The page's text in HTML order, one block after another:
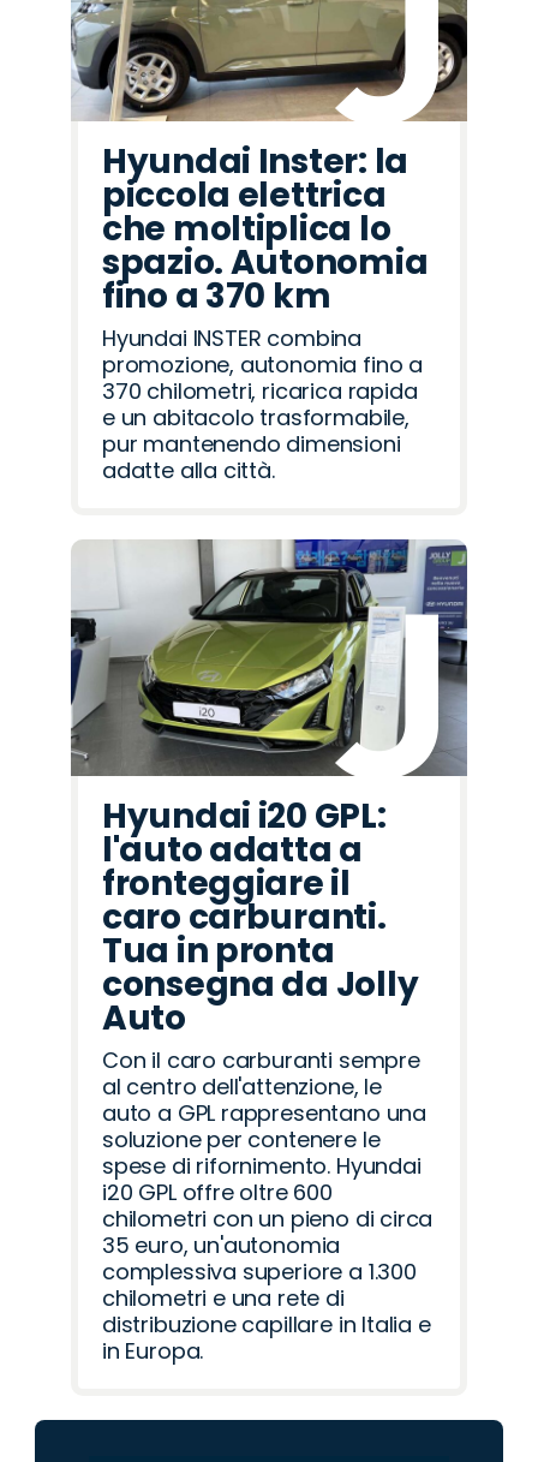
Hyundai Inster: la
piccola elettrica
che moltiplica lo
spazio. Autonomia
fino a 370 km
Hyundai INSTER combina
promozione, autonomia fino a
370 chilometri, ricarica rapida
e un abitacolo trasformabile,
pur mantenendo dimensioni
adatte alla città.
Hyundai i20 GPL:
l'auto adatta a
fronteggiare il
caro carburanti.
Tua in pronta
consegna da Jolly
Auto
Con il caro carburanti sempre
al centro dell'attenzione, le
auto a GPL rappresentano una
soluzione per contenere le
spese di rifornimento. Hyundai
i20 GPL offre oltre 600
chilometri con un pieno di circa
35 euro, un'autonomia
complessiva superiore a 1.300
chilometri e una rete di
distribuzione capillare in Italia e
in Europa.